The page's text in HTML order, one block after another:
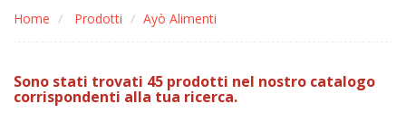
Home Prodotti Ayò Alimenti
Sono stati trovati 45 prodotti nel nostro catalogo
corrispondenti alla tua ricerca.